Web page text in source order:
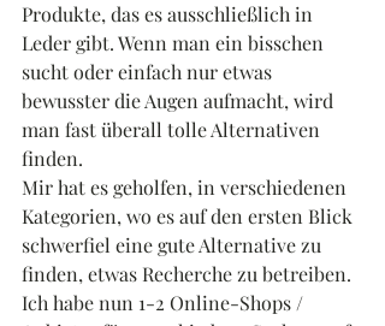
Produkte, das es ausschließlich in
Leder gibt. Wenn man ein bisschen
sucht oder einfach nur etwas
bewusster die Augen aufmacht, wird
man fast überall tolle Alternativen
finden.
Mir hat es geholfen, in verschiedenen
Kategorien, wo es auf den ersten Blick
schwerfiel eine gute Alternative zu
finden, etwas Recherche zu betreiben.
Ich habe nun 1-2 Online-Shops /